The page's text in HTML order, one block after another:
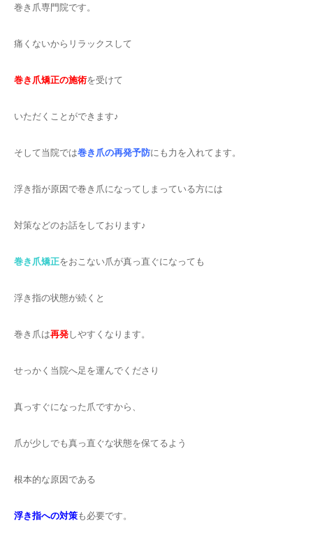
巻き爪専門院です。
痛くないからリラックスして
巻き爪矯正の施術を受けて
いただくことができます♪
そして当院では巻き爪の再発予防にも力を入れてます。
浮き指が原因で巻き爪になってしまっている方には
対策などのお話をしております♪
巻き爪矯正をおこない爪が真っ直ぐになっても
浮き指の状態が続くと
巻き爪は再発 しやすくなります。
せっかく当院へ足を運んでくださり
真っすぐになった爪ですから、
爪が少しでも真っ直ぐな状態を保てるよう
根本的な原因である
浮き指への対策も必要です。